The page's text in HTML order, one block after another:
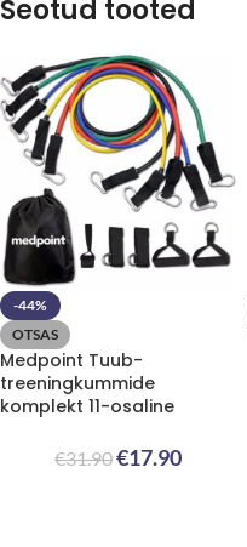
Seotud tooted
-44%
OTSAS
Medpoint Tuub-
treeningkummide
komplekt 11-osaline
€31.90€17.90